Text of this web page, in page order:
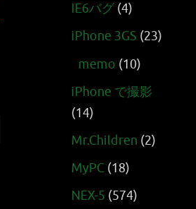
IE6バグ (4)
iPhone 3GS (23)
memo (10)
iPhone で撮影
(14)
Mr.Children (2)
MyPC (18)
NEX-5 (574)